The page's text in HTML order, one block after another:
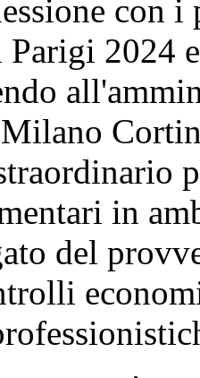
enti di
CONI e
con
2024
in
del